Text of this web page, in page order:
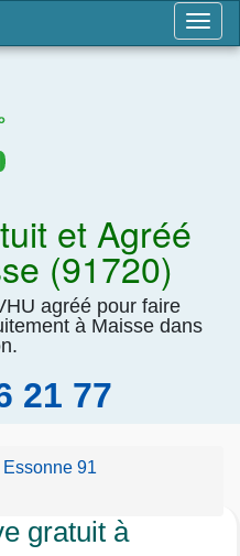
et Agréé
(91720)
agréé pour faire
à Maisse dans
21 77
Essonne 91
gratuit à